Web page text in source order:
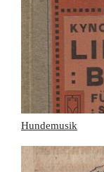
Hundemusik